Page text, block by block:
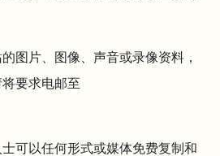
图片、图像、声音或录像资料，
要求电邮至
可以任何形式或媒体免费复制和